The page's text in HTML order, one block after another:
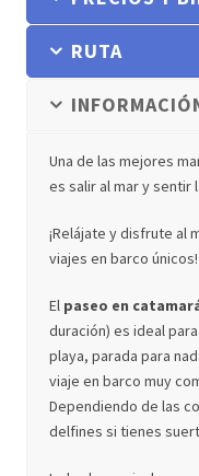
RUTA
Una de las mejores
es salir al mar y sentir
¡Relájate y disfrute al
viajes en barco únicos!
El paseo en
duración) es ideal
playa, parada para
viaje en barco muy
Dependiendo de las
delfines si tienes